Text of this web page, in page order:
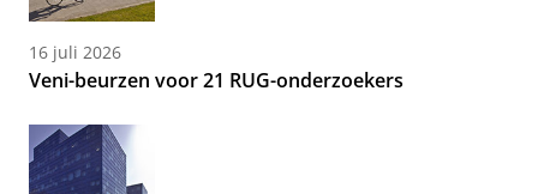
16 juli 2026
Veni-beurzen voor 21 RUG-onderzoekers